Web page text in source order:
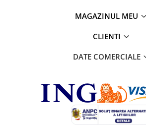
MAGAZINUL MEU
CLIENTI
DATE COMERCIALE